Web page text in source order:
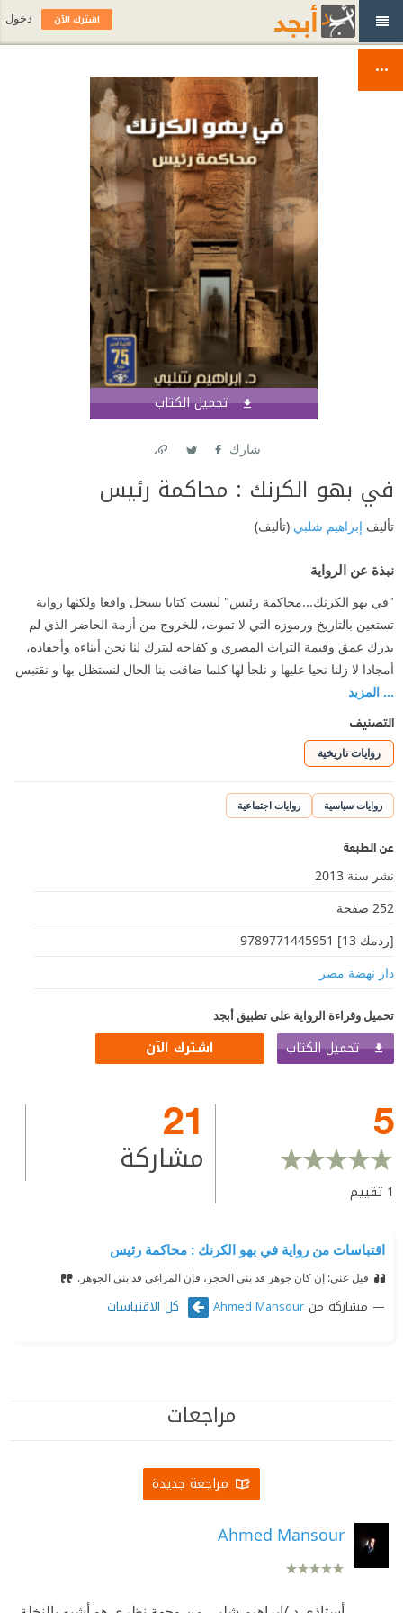
تحميل الكتاب
شارك
في بهو الكرنك : محاكمة رئيس
تأليف إبراهيم شلبي (تأليف)
نبذة عن الرواية
"في بهو الكرنك...محاكمة رئيس" ليست كتابا يسجل واقعا ولكنها رواية
تستعين بالتاريخ ورموزه التي لا تموت، للخروج من أزمة الحاضر الذي لم
يدرك عمق وقيمة التراث المصري و كفاحه ليترك لنا نحن أبناءه وأحفاده،
أمجادا لا زلنا نحيا عليها و نلجأ لها كلما ضاقت بنا الحال لنستظل بها و نقتبس
... المزيد
التصنيف
روايات تاريخية
روايات سياسية روايات اجتماعية
عن الطبعة
نشر سنة 2013
252 صفحة
[ردمك 13] 9789771445951
دار نهضة مصر
تحميل وقراءة الرواية على تطبيق أبجد
تحميل الكتاب اشترك الآن
5
1 تقييم
21
مشاركة
اقتباسات من رواية في بهو الكرنك : محاكمة رئيس
قيل عني: إن كان جوهر قد بنى الحجر، فإن المراغي قد بنى الجوهر.
مشاركة من Ahmed Mansour كل الاقتباسات
مراجعات
مراجعة جديدة
Ahmed Mansour
اشترك الآن دخول